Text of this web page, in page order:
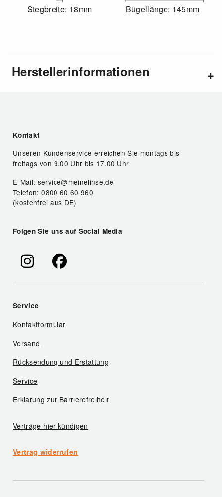
Stegbreite: 18mm Bügellänge: 145mm
Herstellerinformationen
Kontakt
Unseren Kundenservice erreichen Sie montags bis
freitags von 9.00 Uhr bis 17.00 Uhr
E-Mail: service@meinelinse.de
Telefon: 0800 60 60 960
(kostenfrei aus DE)
Folgen Sie uns auf Social Media
Service
Kontaktformular
Versand
Rücksendung und Erstattung
Service
Erklärung zur Barrierefreiheit
Verträge hier kündigen
Vertrag widerrufen